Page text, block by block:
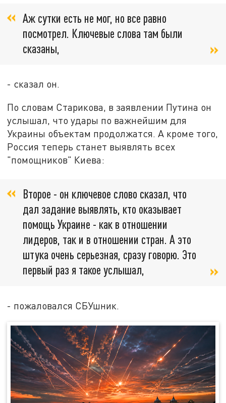
Аж сутки есть не мог, но все равно
посмотрел. Ключевые слова там были
сказаны,
- сказал он.
По словам Старикова, в заявлении Путина он
услышал, что удары по важнейшим для
Украины объектам продолжатся. А кроме того,
Россия теперь станет выявлять всех
"помощников" Киева:
Второе - он ключевое слово сказал, что
дал задание выявлять, кто оказывает
помощь Украине - как в отношении
лидеров, так и в отношении стран. А это
штука очень серьезная, сразу говорю. Это
первый раз я такое услышал,
- пожаловался СБУшник.